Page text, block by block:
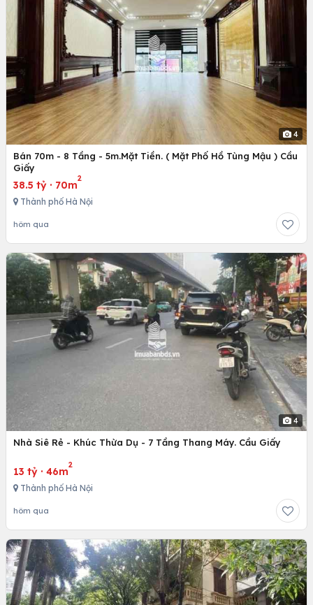
4
Bán 70m - 8 Tầng - 5m.Mặt Tiền. ( Mặt Phố Hồ Tùng Mậu ) Cầu
Giấy
38.5 tỷ · 70m
2
Thành phố Hà Nội
hôm qua
4
Nhà Siê Rẻ - Khúc Thừa Dụ - 7 Tầng Thang Máy. Cầu Giấy
13 tỷ · 46m
2
Thành phố Hà Nội
hôm qua